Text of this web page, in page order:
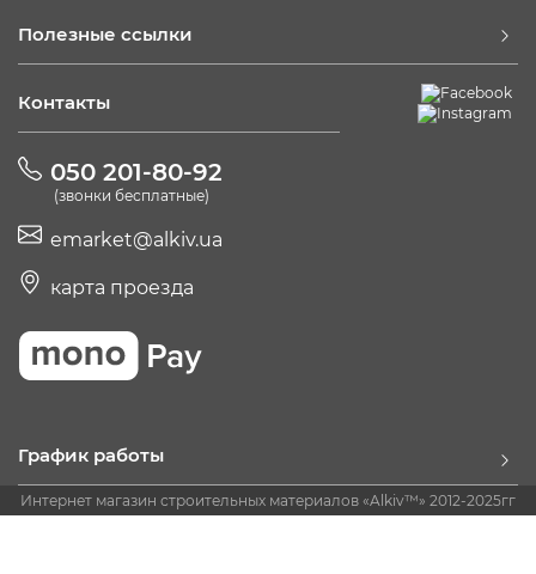
Полезные ссылки
Контакты
050 201-80-92
(звонки бесплатные)
emarket@alkiv.ua
карта проезда
График работы
Интернет магазин строительных материалов «Alkiv™» 2012-2025гг